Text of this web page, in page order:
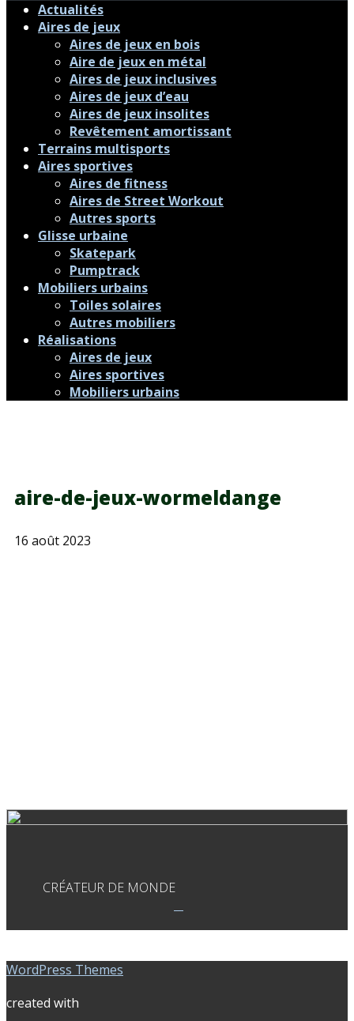
Actualités
Aires de jeux
Aires de jeux en bois
Aire de jeux en métal
Aires de jeux inclusives
Aires de jeux d’eau
Aires de jeux insolites
Revêtement amortissant
Terrains multisports
Aires sportives
Aires de fitness
Aires de Street Workout
Autres sports
Glisse urbaine
Skatepark
Pumptrack
Mobiliers urbains
Toiles solaires
Autres mobiliers
Réalisations
Aires de jeux
Aires sportives
Mobiliers urbains
aire-de-jeux-wormeldange
16 août 2023
CRÉATEUR DE MONDE
WordPress Themes
created with